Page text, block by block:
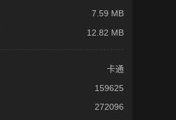
7.59 MB
12.82 MB
卡通
159625
272096